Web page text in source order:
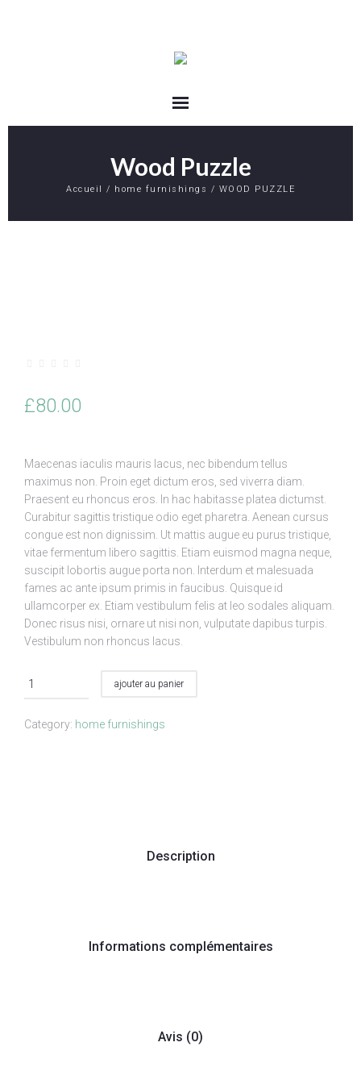
Wood Puzzle
Accueil / home furnishings / WOOD PUZZLE
£80.00
Maecenas iaculis mauris lacus, nec bibendum tellus
maximus non. Proin eget dictum eros, sed viverra diam.
Praesent eu rhoncus eros. In hac habitasse platea dictumst.
Curabitur sagittis tristique odio eget pharetra. Aenean cursus
congue est non dignissim. Ut mattis augue eu purus tristique,
vitae fermentum libero sagittis. Etiam euismod magna neque,
suscipit lobortis augue porta non. Interdum et malesuada
fames ac ante ipsum primis in faucibus. Quisque id
ullamcorper ex. Etiam vestibulum felis at leo sodales aliquam.
Donec risus nisi, ornare ut nisi non, vulputate dapibus turpis.
Vestibulum non rhoncus lacus.
ajouter au panier
Category: home furnishings
Description
Informations complémentaires
Avis (0)